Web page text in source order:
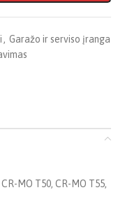
, Garažo ir serviso įranga
MO T50, CR-MO T55,